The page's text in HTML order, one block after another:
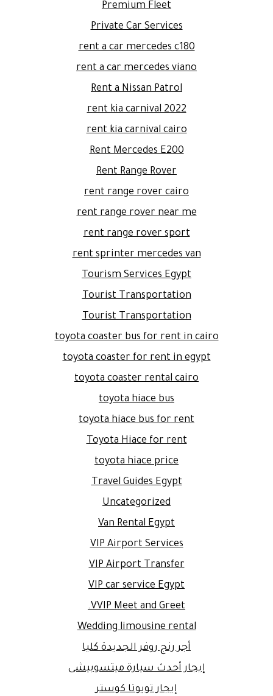
Premium Fleet
Private Car Services
rent a car mercedes c180
rent a car mercedes viano
Rent a Nissan Patrol
rent kia carnival 2022
rent kia carnival cairo
Rent Mercedes E200
Rent Range Rover
rent range rover cairo
rent range rover near me
rent range rover sport
rent sprinter mercedes van
Tourism Services Egypt
Tourist Transportation
Tourist Transportation
toyota coaster bus for rent in cairo
toyota coaster for rent in egypt
toyota coaster rental cairo
toyota hiace bus
toyota hiace bus for rent
Toyota Hiace for rent
toyota hiace price
Travel Guides Egypt
Uncategorized
Van Rental Egypt
VIP Airport Services
VIP Airport Transfer
VIP car service Egypt
VVIP Meet and Greet.
Wedding limousine rental
أجر رنج روفر الجديدة كليا
إيجار أحدث سيارة ميتسوبيشى
إيجار تويوتا كوستر